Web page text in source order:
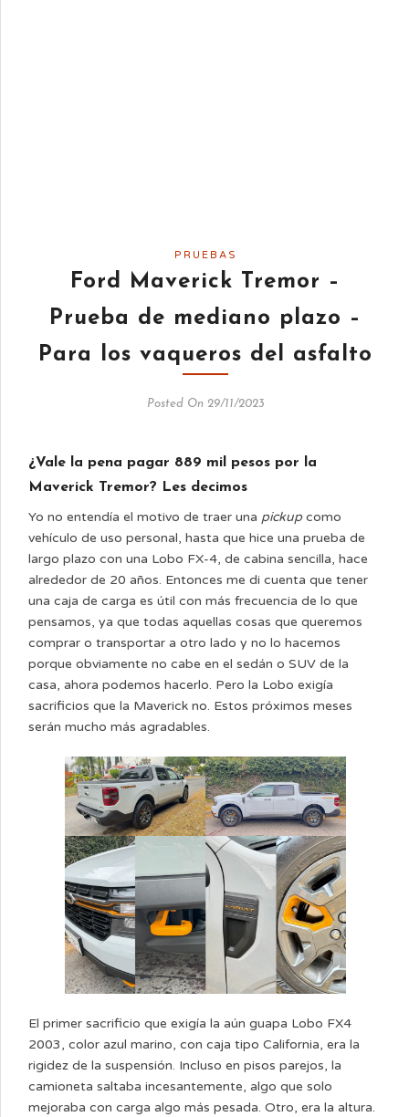
PRUEBAS
Ford Maverick Tremor –
Prueba de mediano plazo –
Para los vaqueros del asfalto
Posted On 29/11/2023
¿Vale la pena pagar 889 mil pesos por la
Maverick Tremor? Les decimos
Yo no entendía el motivo de traer una pickupcomo
vehículo de uso personal, hasta que hice una prueba de
largo plazo con una Lobo FX-4, de cabina sencilla, hace
alrededor de 20 años. Entonces me di cuenta que tener
una caja de carga es útil con más frecuencia de lo que
pensamos, ya que todas aquellas cosas que queremos
comprar o transportar a otro lado y no lo hacemos
porque obviamente no cabe en el sedán o SUV de la
casa, ahora podemos hacerlo. Pero la Lobo exigía
sacrificios que la Maverick no. Estos próximos meses
serán mucho más agradables.
El primer sacrificio que exigía la aún guapa Lobo FX4
2003, color azul marino, con caja tipo California, era la
rigidez de la suspensión. Incluso en pisos parejos, la
camioneta saltaba incesantemente, algo que solo
mejoraba con carga algo más pesada. Otro, era la altura.